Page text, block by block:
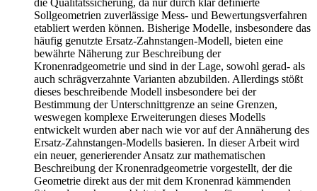
die Qualitätssicherung, da nur durch klar definierte
Sollgeometrien zuverlässige Mess- und Bewertungsverfahren
etabliert werden können. Bisherige Modelle, insbesondere das
häufig genutzte Ersatz-Zahnstangen-Modell, bieten eine
bewährte Näherung zur Beschreibung der
Kronenradgeometrie und sind in der Lage, sowohl gerad- als
auch schrägverzahnte Varianten abzubilden. Allerdings stößt
dieses beschreibende Modell insbesondere bei der
Bestimmung der Unterschnittgrenze an seine Grenzen,
weswegen komplexe Erweiterungen dieses Modells
entwickelt wurden aber nach wie vor auf der Annäherung des
Ersatz-Zahnstangen-Modells basieren. In dieser Arbeit wird
ein neuer, generierender Ansatz zur mathematischen
Beschreibung der Kronenradgeometrie vorgestellt, der die
Geometrie direkt aus der mit dem Kronenrad kämmenden